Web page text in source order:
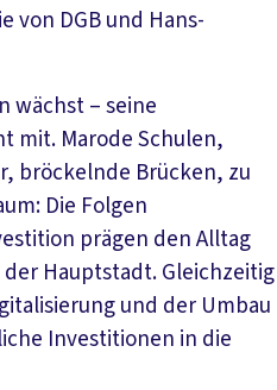
von DGB und Hans-
wächst – seine
mit. Marode Schulen,
bröckelnde Brücken, zu
Die Folgen
prägen den Alltag
Hauptstadt. Gleichzeitig
und der Umbau
Investitionen in die